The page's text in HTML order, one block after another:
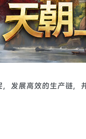
发展高效的生产链